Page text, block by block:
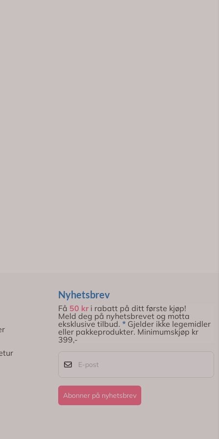
Nyhetsbrev
Få 50 kri rabatt på ditt første kjøp!
Meld deg på nyhetsbrevet og motta
eksklusive tilbud. * Gjelder ikke legemidler
eller pakkeprodukter. Minimumskjøp kr
399,-
Abonner på nyhetsbrev